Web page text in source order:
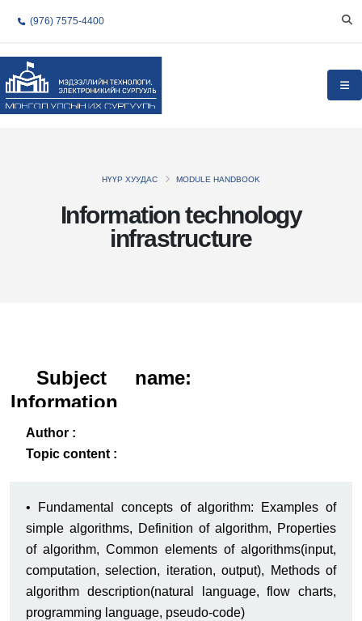
(976) 7575-4400
Information technology
infrastructure
НҮҮР ХУУДАС MODULE HANDBOOK
Subject name:
Information
technology
infrastructure
Author :
Topic content :
• Fundamental concepts of algorithm: Examples of
simple algorithms, Definition of algorithm, Properties
of algorithm, Common elements of algorithms(input,
computation, selection, iteration, output), Methods of
algorithm description(natural language, flow charts,
programming language, pseudo-code)